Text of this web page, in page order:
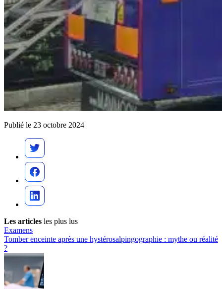
Publié le 23 octobre 2024
Les articles les plus lus
Examens
Tomber enceinte après une hystérosalpingographie : mythe ou réalité
?